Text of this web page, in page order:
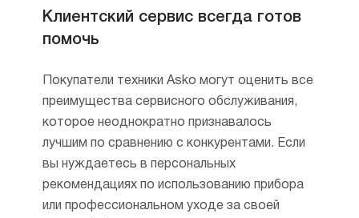
возможность готовить на пару, включая
су-вид, и размораживать продукты;
включаться одновременно
и по отдельности;
возможность пошагового
приготовления;
Клиентский сервис всегда готов
помочь
Покупатели техники Asko могут оценить все
преимущества сервисного обслуживания,
которое неоднократно признавалось
лучшим по сравнению с конкурентами. Если
вы нуждаетесь в персональных
рекомендациях по использованию прибора
или профессиональном уходе за своей